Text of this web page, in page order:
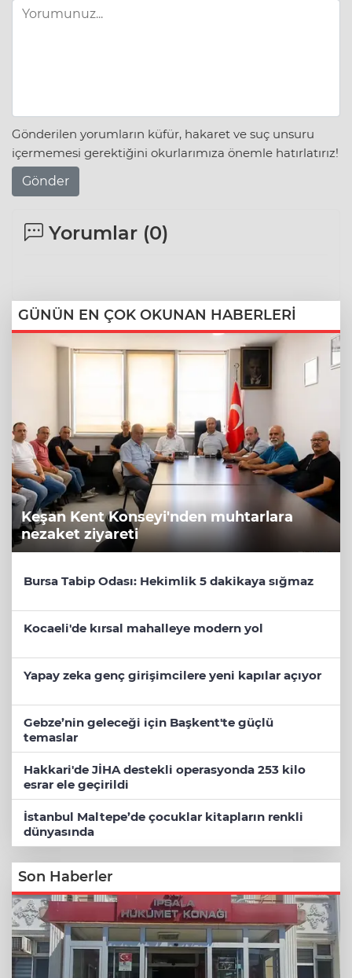
Gönderilen yorumların küfür, hakaret ve suç unsuru
içermemesi gerektiğini okurlarımıza önemle hatırlatırız!
Gönder
Yorumlar (0)
GÜNÜN EN ÇOK OKUNAN HABERLERİ
Keşan Kent Konseyi'nden muhtarlara
nezaket ziyareti
Bursa Tabip Odası: Hekimlik 5 dakikaya sığmaz
Kocaeli'de kırsal mahalleye modern yol
Yapay zeka genç girişimcilere yeni kapılar açıyor
Gebze’nin geleceği için Başkent'te güçlü
temaslar
Hakkari'de JİHA destekli operasyonda 253 kilo
esrar ele geçirildi
İstanbul Maltepe’de çocuklar kitapların renkli
dünyasında
Son Haberler